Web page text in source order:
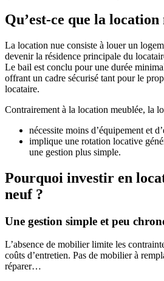
Qu’est-ce que la location
La location nue consiste à louer un
devenir la résidence principale du
Le bail est conclu pour une durée
offrant un cadre sécurisé tant pour le
locataire.
Contrairement à la location meublée, la
nécessite moins d’équipement et
implique une rotation locative
une gestion plus simple.
Pourquoi investir en
neuf ?
Une gestion simple et peu
L’absence de mobilier limite les
coûts d’entretien. Pas de mobilier à
réparer…